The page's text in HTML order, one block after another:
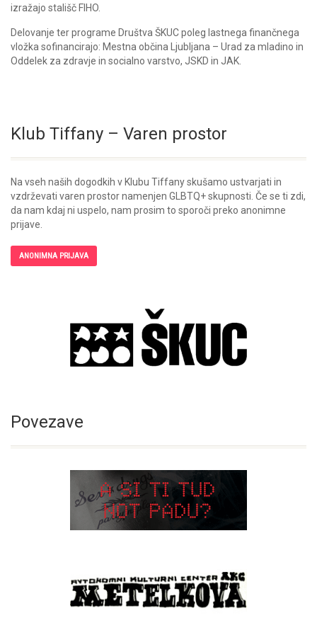
izražajo stališč FIHO.
Delovanje ter programe Društva ŠKUC poleg lastnega finančnega
vložka sofinancirajo: Mestna občina Ljubljana – Urad za mladino in
Oddelek za zdravje in socialno varstvo, JSKD in JAK.
Klub Tiffany – Varen prostor
Na vseh naših dogodkih v Klubu Tiffany skušamo ustvarjati in
vzdrževati varen prostor namenjen GLBTQ+ skupnosti. Če se ti zdi,
da nam kdaj ni uspelo, nam prosim to sporoči preko anonimne
prijave.
ANONIMNA PRIJAVA
Povezave